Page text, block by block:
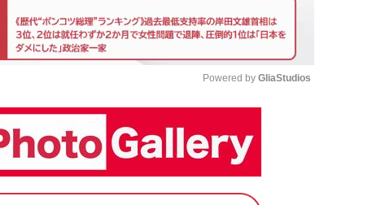
u
e
Powered by GliaStudios